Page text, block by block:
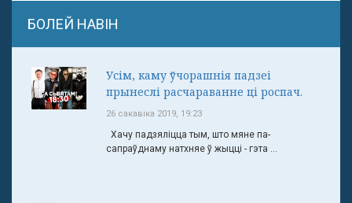
БОЛЕЙ НАВІН
Усім, каму ўчорашнія падзеі
прынеслі расчараванне ці роспач.
26 сакавіка 2019, 19:23
Хачу падзяліцца тым, што мяне па-
сапраўднаму натхняе ў жыцці - гэта ...